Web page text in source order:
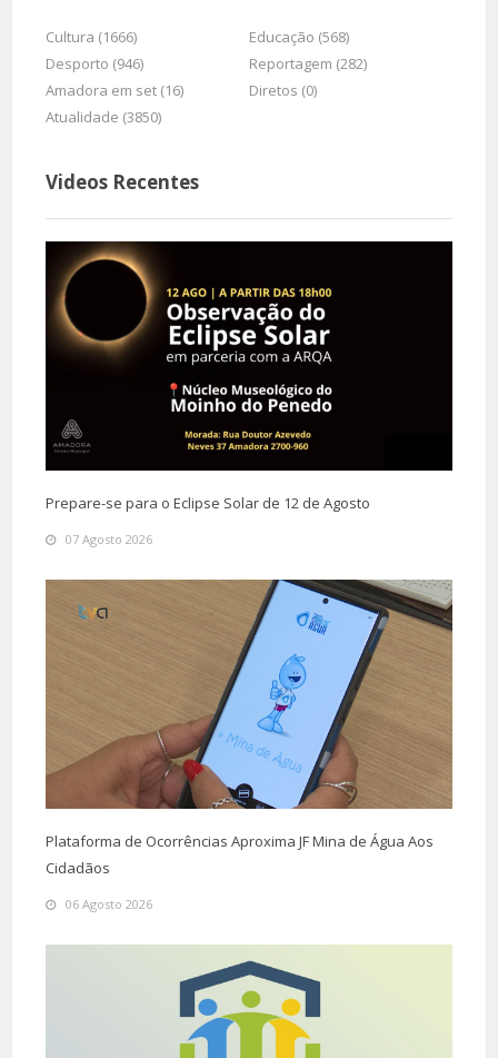
Cultura (1666)
Educação (568)
Desporto (946)
Reportagem (282)
Amadora em set (16)
Diretos (0)
Atualidade (3850)
Videos Recentes
Prepare-se para o Eclipse Solar de 12 de Agosto
07 Agosto 2026
Plataforma de Ocorrências Aproxima JF Mina de Água Aos
Cidadãos
06 Agosto 2026